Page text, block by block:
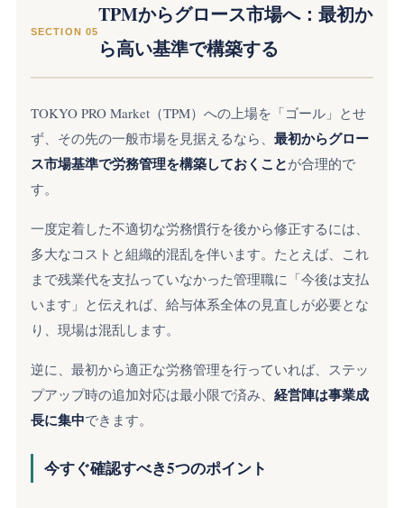
SECTION 05
TPMからグロース市場へ：最初か
ら高い基準で構築する
TOKYO PRO Market（TPM）への上場を「ゴール」とせ
ず、その先の一般市場を見据えるなら、 最初からグロー
ス市場基準で労務管理を構築しておくことが合理的で
す。
一度定着した不適切な労務慣行を後から修正するには、
多大なコストと組織的混乱を伴います。たとえば、これ
まで残業代を支払っていなかった管理職に「今後は支払
います」と伝えれば、給与体系全体の見直しが必要とな
り、現場は混乱します。
逆に、最初から適正な労務管理を行っていれば、ステッ
プアップ時の追加対応は最小限で済み、 経営陣は事業成
長に集中できます。
今すぐ確認すべき5つのポイント